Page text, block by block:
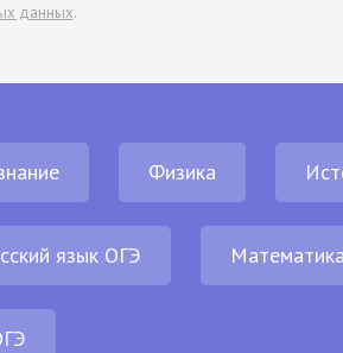
данных.
Физика
язык ОГЭ